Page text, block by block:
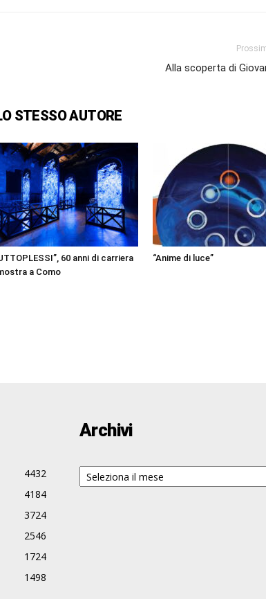
Alla scoperta di
STESSO AUTORE
60 anni di carriera
a Como
“Anime di luce”
4432
4184
3724
2546
1724
1498
Archivi
Archivi